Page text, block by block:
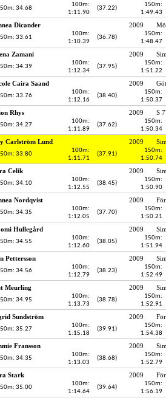
50m: 34.68
100m:
1:11.90
(37.22)
150m:
1:49.43
Dicander 2009
50m: 33.61
100m:
1:10.39
(36.78)
150m:
1:48.47
Zamani 2009
50m: 34.39
100m:
1:12.34
(37.95)
150m:
1:51.22
Caira Saand 2009
50m: 33.76
100m:
1:12.16
(38.40)
150m:
1:50.37
Rhys 2009 S
50m: 34.27
100m:
1:11.89
(37.62)
150m:
1:50.34
Carlström Lund 2009
50m: 33.80
100m:
1:11.71
(37.91)
150m:
1:50.74
Celik 2009
50m: 34.10
100m:
1:12.55
(38.45)
150m:
1:50.90
Nordqvist 2009
50m: 34.35
100m:
1:12.05
(37.70)
150m:
1:50.21
Hullegård 2009
50m: 34.55
100m:
1:12.60
(38.05)
150m:
1:51.94
Pettersson 2009
50m: 34.56
100m:
1:12.79
(38.23)
150m:
1:52.49
Meurling 2009
50m: 34.95
100m:
1:13.73
(38.78)
150m:
1:52.91
Sundström 2009
50m: 35.27
100m:
1:15.18
(39.91)
150m:
1:54.38
Fransson 2009
50m: 34.35
100m:
1:13.03
(38.68)
150m:
1:52.79
Stark 2009
50m: 35.00
100m:
1:14.64
(39.64)
150m:
1:56.19